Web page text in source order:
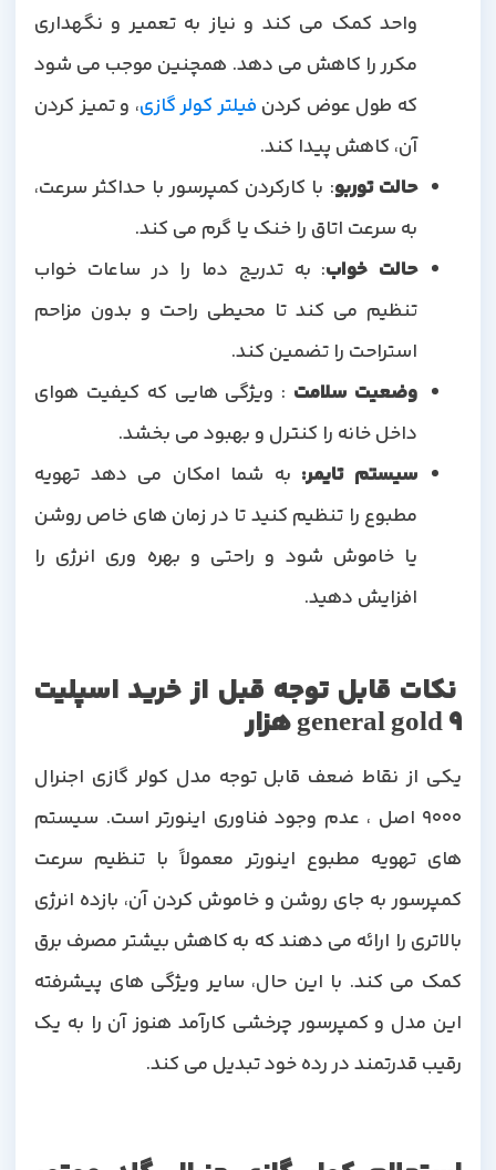
واحد کمک می کند و نیاز به تعمیر و نگهداری
مکرر را کاهش می دهد. همچنین موجب می شود
که طول عوض کردنفیلتر کولر گازی، و تمیز کردن
آن، کاهش پیدا کند.
حالت توربو: با کارکردن کمپرسور با حداکثر سرعت،
به سرعت اتاق را خنک یا گرم می کند.
حالت خواب: به تدریج دما را در ساعات خواب
تنظیم می کند تا محیطی راحت و بدون مزاحم
استراحت را تضمین کند.
وضعیت سلامت: ویژگی هایی که کیفیت هوای
داخل خانه را کنترل و بهبود می بخشد.
سیستم تایمر:به شما امکان می دهد تهویه
مطبوع را تنظیم کنید تا در زمان های خاص روشن
یا خاموش شود و راحتی و بهره وری انرژی را
افزایش دهید.
نکات قابل توجه قبل از خرید اسپلیت
general gold 9 هزار
یکی از نقاط ضعف قابل توجه مدل کولر گازی اجنرال
9000 اصل ، عدم وجود فناوری اینورتر است. سیستم
های تهویه مطبوع اینورتر معمولاً با تنظیم سرعت
کمپرسور به جای روشن و خاموش کردن آن، بازده انرژی
بالاتری را ارائه می دهند که به کاهش بیشتر مصرف برق
کمک می کند. با این حال، سایر ویژگی های پیشرفته
این مدل و کمپرسور چرخشی کارآمد هنوز آن را به یک
رقیب قدرتمند در رده خود تبدیل می کند.